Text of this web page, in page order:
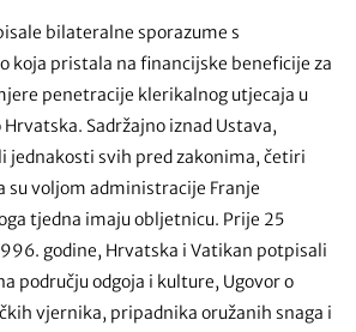
bilateralne sporazume s
koja pristala na financijske beneficije za
penetracije klerikalnog utjecaja u
Sadržajno iznad Ustava,
jednakosti svih pred zakonima, četiri
su voljom administracije Franje
tjedna imaju obljetnicu. Prije 25
godine, Hrvatska i Vatikan potpisali
području odgoja i kulture, Ugovor o
vjernika, pripadnika oružanih snaga i